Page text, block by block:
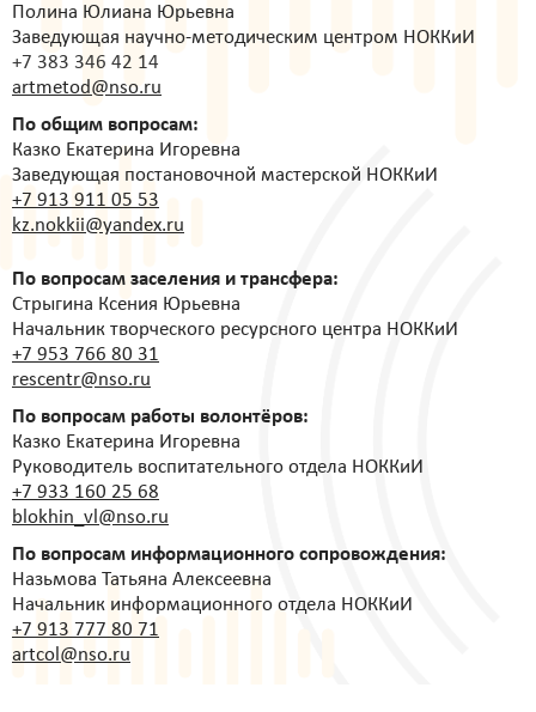
Полина Юлиана Юрьевна
Заведующая научно-методическим центром НОККиИ
+7 383 346 42 14
artmetod@nso.ru
По общим вопросам:
Казко Екатерина Игоревна
Заведующая постановочной мастерской НОККиИ
+7 913 911 05 53
kz.nokkii@yandex.ru
По вопросам заселения и трансфера:
Стрыгина Ксения Юрьевна
Начальник творческого ресурсного центра НОККиИ
+7 953 766 80 31
rescentr@nso.ru
По вопросам работы волонтёров:
Казко Екатерина Игоревна
Руководитель воспитательного отдела НОККиИ
+7 933 160 25 68
blokhin_vl@nso.ru
По вопросам информационного сопровождения:
Назьмова Татьяна Алексеевна
Начальник информационного отдела НОККиИ
+7 913 777 80 71
artcol@nso.ru